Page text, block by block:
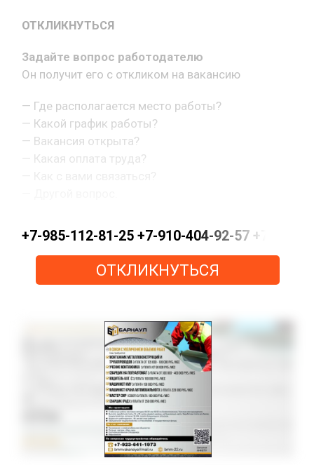
ОТКЛИКНУТЬСЯ
Задайте вопрос работодателю
Он получит его с откликом на вакансию
— Где располагается место работы?
— Какой график работы?
— Вакансия открыта?
— Какая оплата труда?
+7-985-112-81-25 +7-910-404-92-57 +7-915-
ОТКЛИКНУТЬСЯ